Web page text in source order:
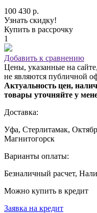
100 430 р.
Узнать скидку!
Купить в рассрочку
1
Добавить к сравнению
Цены, указанные на
не являются публичной
Актуальность цен,
товары уточняйте у
Доставка:
Уфа, Стерлитамак,
Магнитогорск
Варианты оплаты:
Безналичный расчет,
Можно купить в кредит
Заявка на кредит